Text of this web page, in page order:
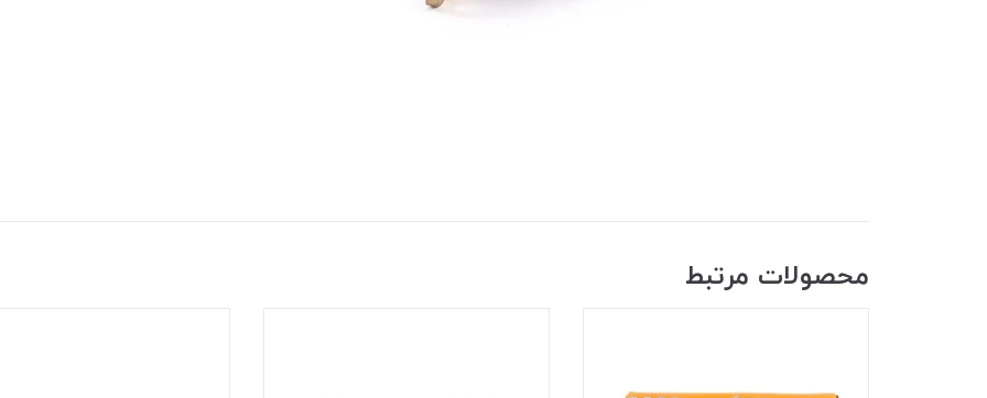
محصولات مرتبط